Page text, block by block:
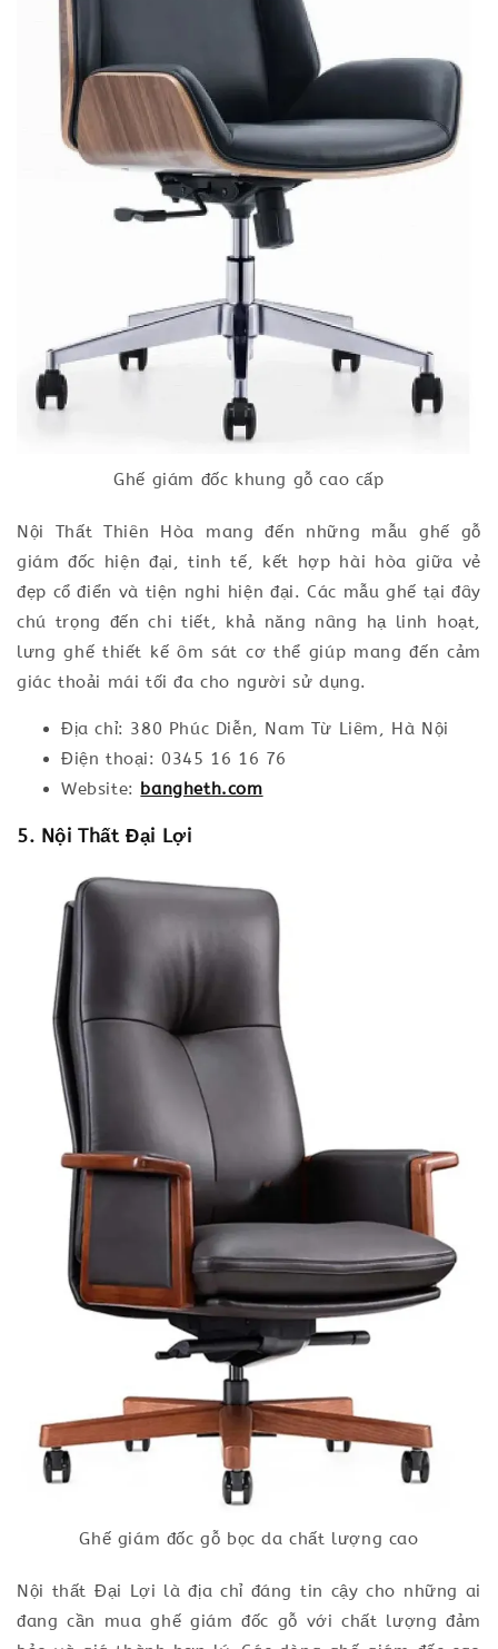
Ghế giám đốc khung gỗ cao cấp
Nội Thất Thiên Hòa mang đến những mẫu ghế gỗ
giám đốc hiện đại, tinh tế, kết hợp hài hòa giữa vẻ
đẹp cổ điển và tiện nghi hiện đại. Các mẫu ghế tại đây
chú trọng đến chi tiết, khả năng nâng hạ linh hoạt,
lưng ghế thiết kế ôm sát cơ thể giúp mang đến cảm
giác thoải mái tối đa cho người sử dụng.
Địa chỉ: 380 Phúc Diễn, Nam Từ Liêm, Hà Nội
Điện thoại: 0345 16 16 76
Website: bangheth.com
5. Nội Thất Đại Lợi
Ghế giám đốc gỗ bọc da chất lượng cao
Nội thất Đại Lợi là địa chỉ đáng tin cậy cho những ai
đang cần mua ghế giám đốc gỗ với chất lượng đảm